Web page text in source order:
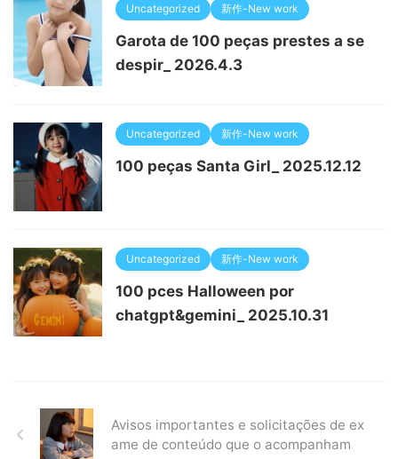
Uncategorized 新作-New work
Garota de 100 peças prestes a se
despir_ 2026.4.3
Uncategorized 新作-New work
100 peças Santa Girl_ 2025.12.12
Uncategorized 新作-New work
100 pces Halloween por
chatgpt&gemini_ 2025.10.31
Avisos importantes e solicitações de ex
ame de conteúdo que o acompanham